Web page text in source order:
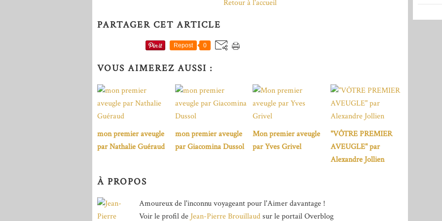
Retour à l'accueil
PARTAGER CET ARTICLE
Repost 0
VOUS AIMEREZ AUSSI :
mon premier aveugle
par Nathalie Guéraud
mon premier aveugle
par Giacomina Dussol
Mon premier aveugle
par Yves Grivel
"VÔTRE PREMIER
AVEUGLE" par
Alexandre Jollien
À PROPOS
Amoureux de l'inconnu voyageant pour l'Aimer davantage !
Voir le profil de Jean-Pierre Brouillaudsur le portail Overblog